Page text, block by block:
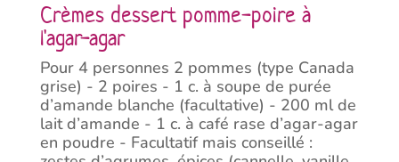
Crèmes dessert pomme-poire à
l'agar-agar
Pour 4 personnes 2 pommes (type Canada
grise) - 2 poires - 1 c. à soupe de purée
d’amande blanche (facultative) - 200 ml de
lait d’amande - 1 c. à café rase d’agar-agar
en poudre - Facultatif mais conseillé :